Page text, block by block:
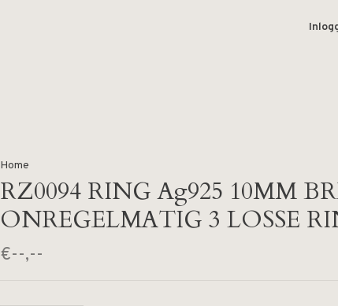
Home
RZ0094 RING Ag925 10MM
ONREGELMATIG 3 LOSSE
€--,--